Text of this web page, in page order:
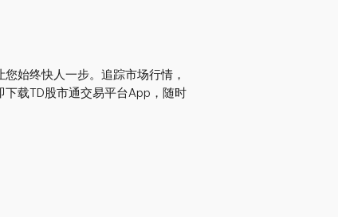
始终快人一步。追踪市场行情，
载TD股市通交易平台App，随时